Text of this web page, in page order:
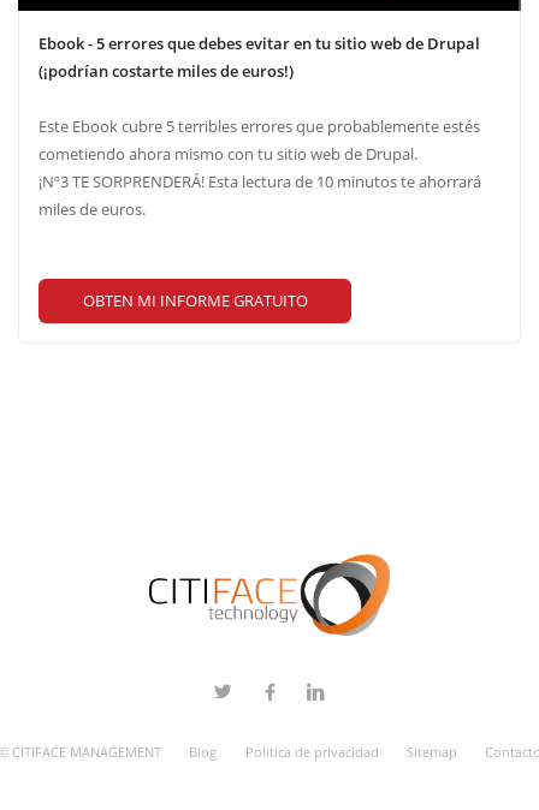
Ebook - 5 errores que debes evitar en tu sitio web de Drupal
(¡podrían costarte miles de euros!)
Este Ebook cubre 5 terribles errores que probablemente estés
cometiendo ahora mismo con tu sitio web de Drupal.
¡Nº3 TE SORPRENDERÁ! Esta lectura de 10 minutos te ahorrará
miles de euros.
OBTEN MI INFORME GRATUITO
CITIFACE MANAGEMENT Blog Politica de privacidad Sitemap